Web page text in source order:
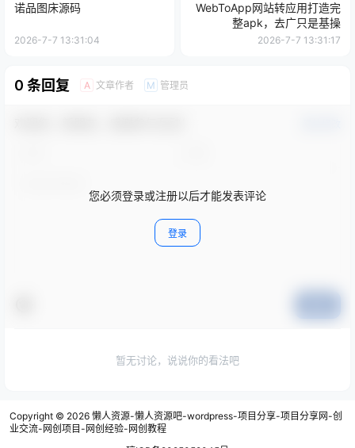
诺品图床源码
2026-7-7 13:31:04
WebToApp网站转应用打造完
整apk，去广只是基操
2026-7-7 13:31:17
0 条回复 A 文章作者 M 管理员
您必须登录或注册以后才能发表评论
登录
暂无讨论，说说你的看法吧
Copyright © 2026 懒人资源-懒人资源吧-wordpress-项目分享-项目分享网-创
业交流-网创项目-网创经验-网创教程